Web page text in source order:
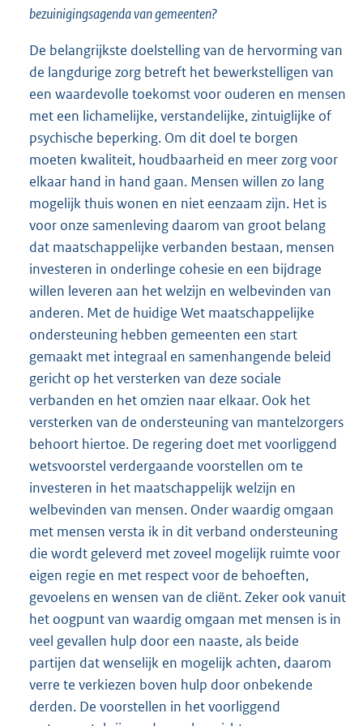
bezuinigingsagenda van gemeenten?
De belangrijkste doelstelling van de hervorming van
de langdurige zorg betreft het bewerkstelligen van
een waardevolle toekomst voor ouderen en mensen
met een lichamelijke, verstandelijke, zintuiglijke of
psychische beperking. Om dit doel te borgen
moeten kwaliteit, houdbaarheid en meer zorg voor
elkaar hand in hand gaan. Mensen willen zo lang
mogelijk thuis wonen en niet eenzaam zijn. Het is
voor onze samenleving daarom van groot belang
dat maatschappelijke verbanden bestaan, mensen
investeren in onderlinge cohesie en een bijdrage
willen leveren aan het welzijn en welbevinden van
anderen. Met de huidige Wet maatschappelijke
ondersteuning hebben gemeenten een start
gemaakt met integraal en samenhangende beleid
gericht op het versterken van deze sociale
verbanden en het omzien naar elkaar. Ook het
versterken van de ondersteuning van mantelzorgers
behoort hiertoe. De regering doet met voorliggend
wetsvoorstel verdergaande voorstellen om te
investeren in het maatschappelijk welzijn en
welbevinden van mensen. Onder waardig omgaan
met mensen versta ik in dit verband ondersteuning
die wordt geleverd met zoveel mogelijk ruimte voor
eigen regie en met respect voor de behoeften,
gevoelens en wensen van de cliënt. Zeker ook vanuit
het oogpunt van waardig omgaan met mensen is in
veel gevallen hulp door een naaste, als beide
partijen dat wenselijk en mogelijk achten, daarom
verre te verkiezen boven hulp door onbekende
derden. De voorstellen in het voorliggend